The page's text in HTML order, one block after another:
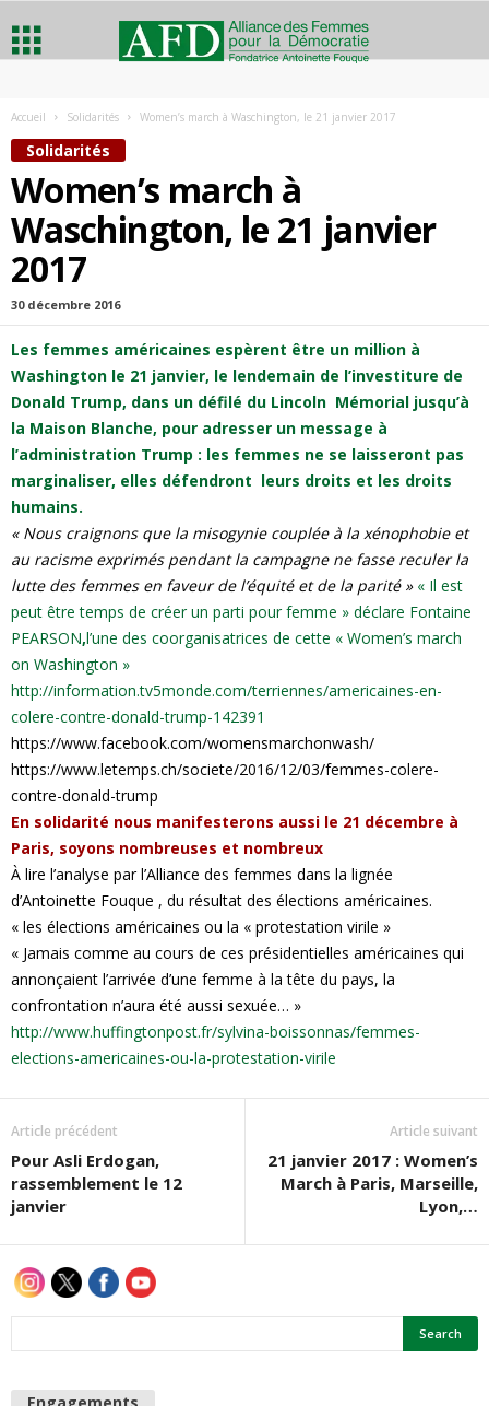
Accueil Solidarités Women’s march à Waschington, le 21 janvier 2017
Solidarités
Women’s march à
Waschington, le 21 janvier
2017
30 décembre 2016
Les femmes américaines espèrent être un million à
Washington le 21 janvier, le lendemain de l’investiture de
Donald Trump, dans un défilé du Lincoln Mémorial jusqu’à
la Maison Blanche, pour adresser un message à
l’administration Trump : les femmes ne se laisseront pas
marginaliser, elles défendront leurs droits et les droits
humains.
« Nous craignons que la misogynie couplée à la xénophobie et
au racisme exprimés pendant la campagne ne fasse reculer la
lutte des femmes en faveur de l’équité et de la parité »« Il est
peut être temps de créer un parti pour femme » déclare Fontaine
PEARSON,l’une des coorganisatrices de cette « Women’s march
on Washington »
http://information.tv5monde.com/terriennes/americaines-en-
colere-contre-donald-trump-142391
https://www.facebook.com/womensmarchonwash/
https://www.letemps.ch/societe/2016/12/03/femmes-colere-
contre-donald-trump
En solidarité nous manifesterons aussi le 21 décembre à
Paris, soyons nombreuses et nombreux
À lire l’analyse par l’Alliance des femmes dans la lignée
d’Antoinette Fouque , du résultat des élections américaines.
« les élections américaines ou la « protestation virile »
« Jamais comme au cours de ces présidentielles américaines qui
annonçaient l’arrivée d’une femme à la tête du pays, la
confrontation n’aura été aussi sexuée… »
http://www.huffingtonpost.fr/sylvina-boissonnas/femmes-
elections-americaines-ou-la-protestation-virile
Article précédent
Pour Asli Erdogan,
rassemblement le 12
janvier
Article suivant
21 janvier 2017 : Women’s
March à Paris, Marseille,
Lyon,…